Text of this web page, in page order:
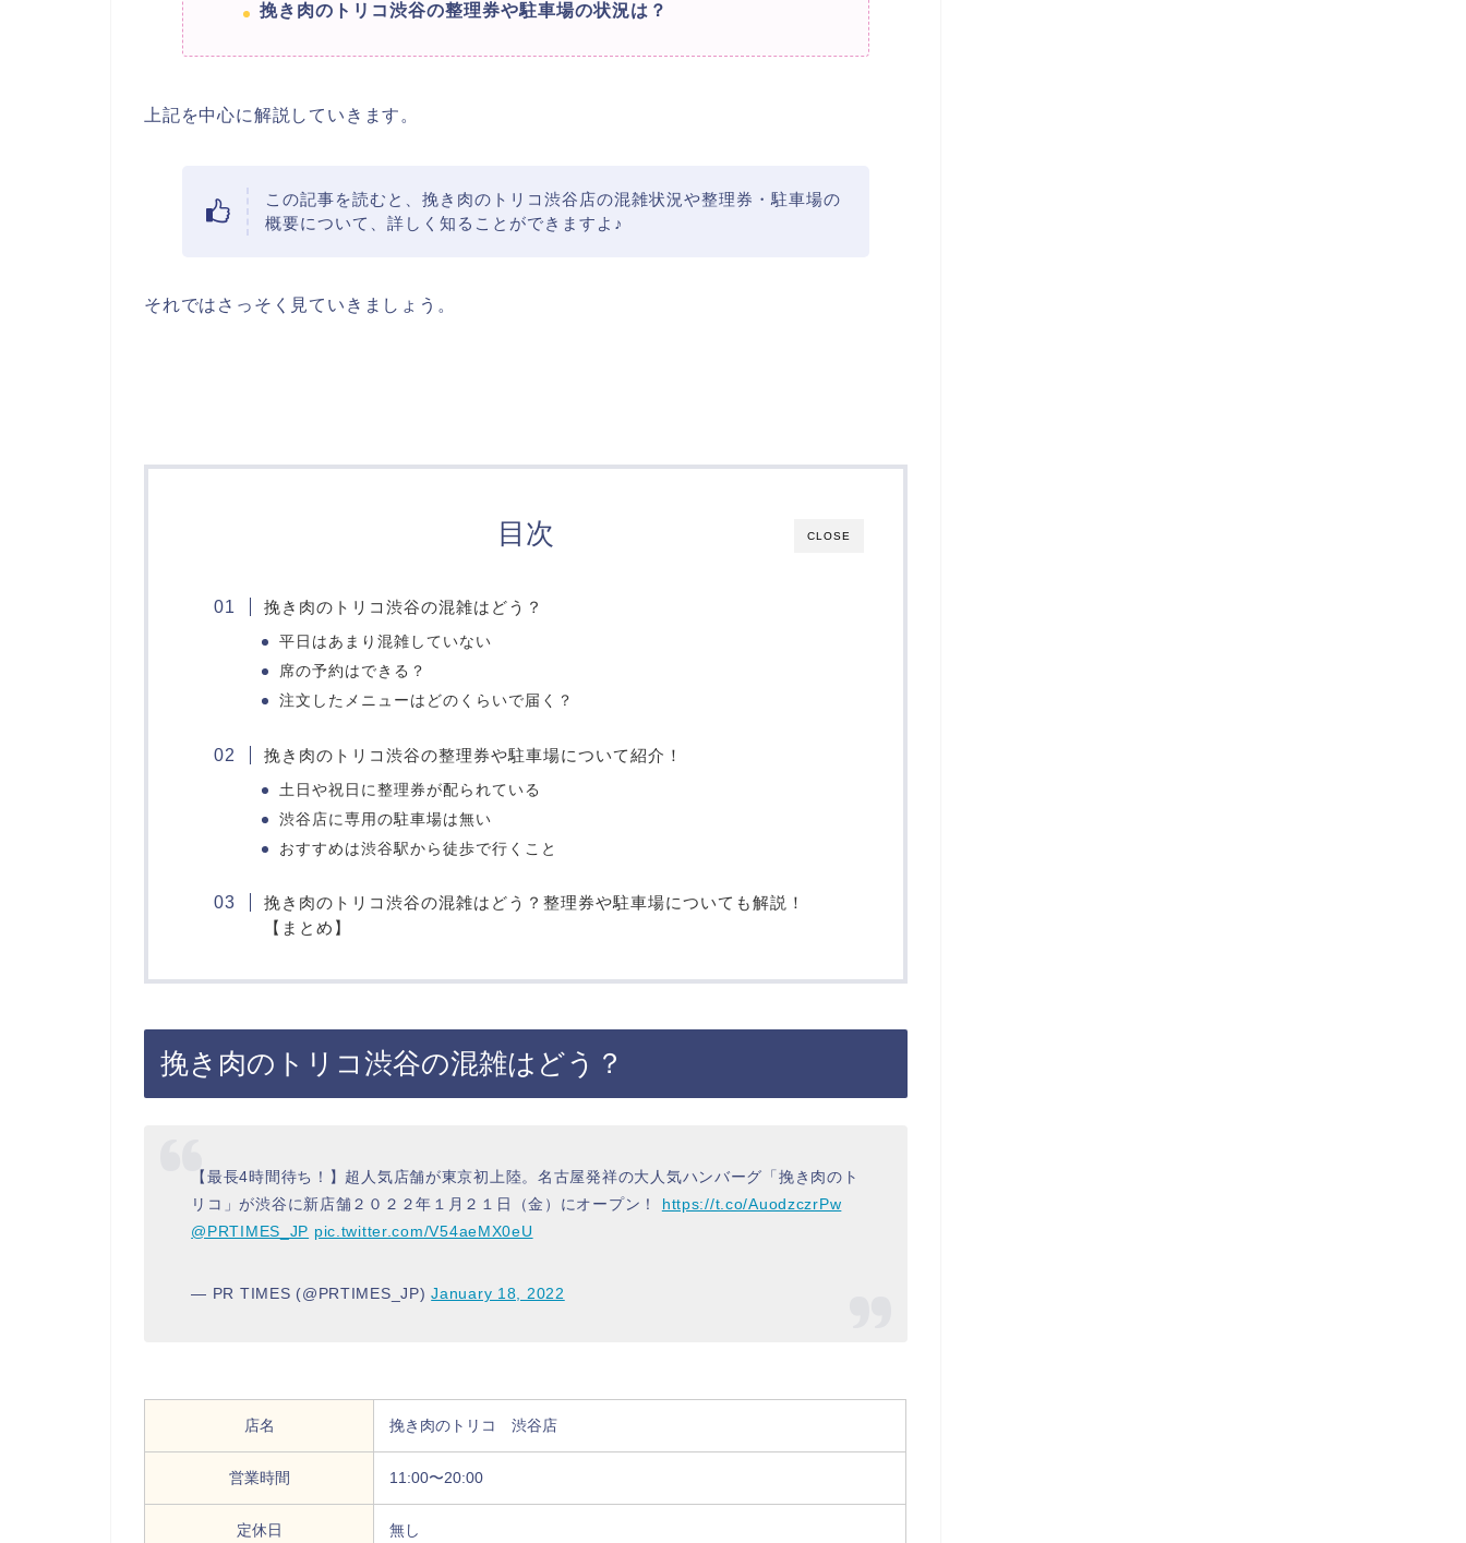
挽き肉のトリコ渋谷の整理券や駐車場の状況は？
上記を中心に解説していきます。
この記事を読むと、挽き肉のトリコ渋谷店の混雑状況や整理券・駐車場の
概要について、詳しく知ることができますよ♪
それではさっそく見ていきましょう。
CLOSE
目次
挽き肉のトリコ渋谷の混雑はどう？
平日はあまり混雑していない
席の予約はできる？
注文したメニューはどのくらいで届く？
挽き肉のトリコ渋谷の整理券や駐車場について紹介！
土日や祝日に整理券が配られている
渋谷店に専用の駐車場は無い
おすすめは渋谷駅から徒歩で行くこと
挽き肉のトリコ渋谷の混雑はどう？整理券や駐車場についても解説！
【まとめ】
挽き肉のトリコ渋谷の混雑はどう？
【最長4時間待ち！】超人気店舗が東京初上陸。名古屋発祥の大人気ハンバーグ「挽き肉のト
リコ」が渋谷に新店舗２０２２年１月２１日（金）にオープン！ https://t.co/AuodzczrPw
@PRTIMES_JP pic.twitter.com/V54aeMX0eU
— PR TIMES (@PRTIMES_JP)January 18, 2022
店名 挽き肉のトリコ 渋谷店
営業時間 11:00〜20:00
定休日 無し